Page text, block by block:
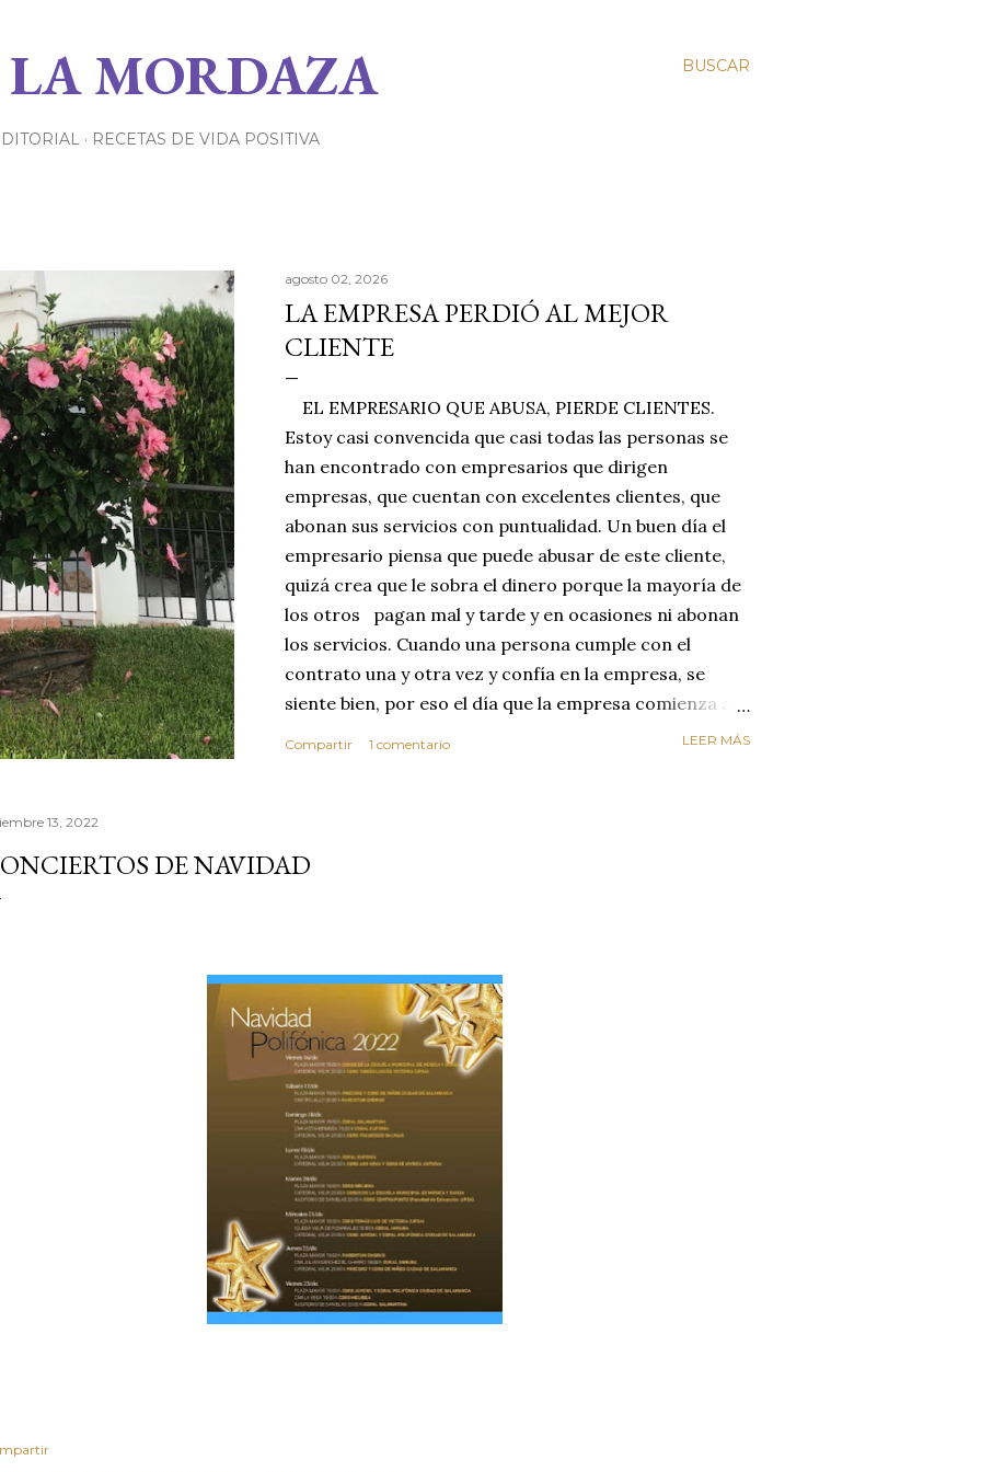
BUSCAR
MORDAZA
RECETAS DE VIDA POSITIVA
agosto 02, 2026
LA EMPRESA PERDIÓ AL MEJOR
CLIENTE
EL EMPRESARIO QUE ABUSA, PIERDE CLIENTES.
Estoy casi convencida que casi todas las personas se
han encontrado con empresarios que dirigen
empresas, que cuentan con excelentes clientes, que
abonan sus servicios con puntualidad. Un buen día el
empresario piensa que puede abusar de este cliente,
quizá crea que le sobra el dinero porque la mayoría de
los otros pagan mal y tarde y en ocasiones ni abonan
los servicios. Cuando una persona cumple con el
contrato una y otra vez y confía en la empresa, se
siente bien, por eso el día que la empresa comienza a
MEJOR CLIENTE. Estas circunstancias nos hacen
reflexionar sobre los valores de honestidad y
dond...
Compartir 1 comentario LEER MÁS
13, 2022
DE NAVIDAD